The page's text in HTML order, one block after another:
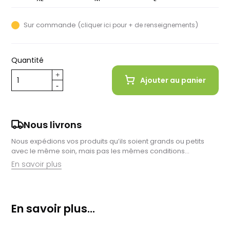
Sur commande (cliquer ici pour + de renseignements)
Quantité
Ajouter au panier
Nous livrons
Nous expédions vos produits qu’ils soient grands ou petits
avec le même soin, mais pas les mêmes conditions…
En savoir plus
achats à domicile, mais il est encore plus gratifiant de vous
accueillir en magasin. Commandez en ligne et récupérez vos
En savoir plus...